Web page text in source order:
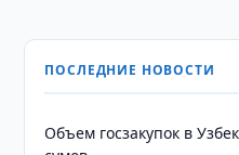
ПОСЛЕДНИЕ НОВОСТИ
​​​​​​​Объем госзакупок в